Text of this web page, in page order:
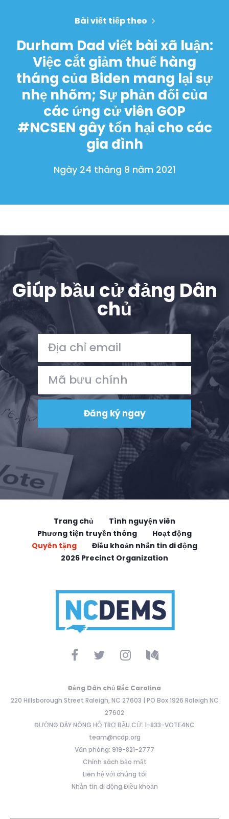
Quyên tặng
Bài viết tiếp theo
Durham Dad viết bài xã luận:
Việc cắt giảm thuế hàng
tháng của Biden mang lại sự
nhẹ nhõm; Sự phản đối của
các ứng cử viên GOP
#NCSEN gây tổn hại cho các
gia đình
Ngày 24 tháng 8 năm 2021
Giúp bầu cử đảng Dân
chủ
Trang chủ
Tình nguyện viên
Phương tiện truyền thông
Hoạt động
Quyên tặng
Điều khoản nhắn tin di động
2026 Precinct Organization
Đảng Dân chủ Bắc Carolina
220 Hillsborough Street Raleigh, NC 27603 | PO Box 1926 Raleigh NC
27602
ĐƯỜNG DÂY NÓNG HỖ TRỢ BẦU CỬ: 1-833-VOTE4NC
team@ncdp.org
Văn phòng: 919-821-2777
Chính sách bảo mật
Liên hệ với chúng tôi
Nhắn tin di động Điều khoản